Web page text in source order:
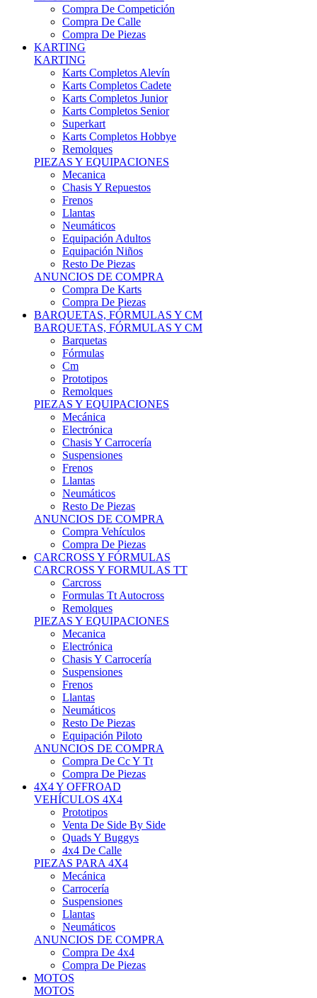
Compra De Calle
Compra De Piezas
KARTING
KARTING
Karts Completos Alevín
Karts Completos Cadete
Karts Completos Junior
Karts Completos Senior
Superkart
Karts Completos Hobbye
Remolques
PIEZAS Y EQUIPACIONES
Mecanica
Chasis Y Repuestos
Frenos
Llantas
Neumáticos
Equipación Adultos
Equipación Niños
Resto De Piezas
ANUNCIOS DE COMPRA
Compra De Karts
Compra De Piezas
BARQUETAS, FÓRMULAS Y CM
BARQUETAS, FÓRMULAS Y CM
Barquetas
Fórmulas
Cm
Prototipos
Remolques
PIEZAS Y EQUIPACIONES
Mecánica
Electrónica
Chasis Y Carrocería
Suspensiones
Frenos
Llantas
Neumáticos
Resto De Piezas
ANUNCIOS DE COMPRA
Compra Vehículos
Compra De Piezas
CARCROSS Y FÓRMULAS
CARCROSS Y FORMULAS TT
Carcross
Formulas Tt Autocross
Remolques
PIEZAS Y EQUIPACIONES
Mecanica
Electrónica
Chasis Y Carrocería
Suspensiones
Frenos
Llantas
Neumáticos
Resto De Piezas
Equipación Piloto
ANUNCIOS DE COMPRA
Compra De Cc Y Tt
Compra De Piezas
4X4 Y OFFROAD
VEHÍCULOS 4X4
Prototipos
Venta De Side By Side
Quads Y Buggys
4x4 De Calle
PIEZAS PARA 4X4
Mecánica
Carrocería
Suspensiones
Llantas
Neumáticos
ANUNCIOS DE COMPRA
Compra De 4x4
Compra De Piezas
MOTOS
MOTOS
Motos De Circuito